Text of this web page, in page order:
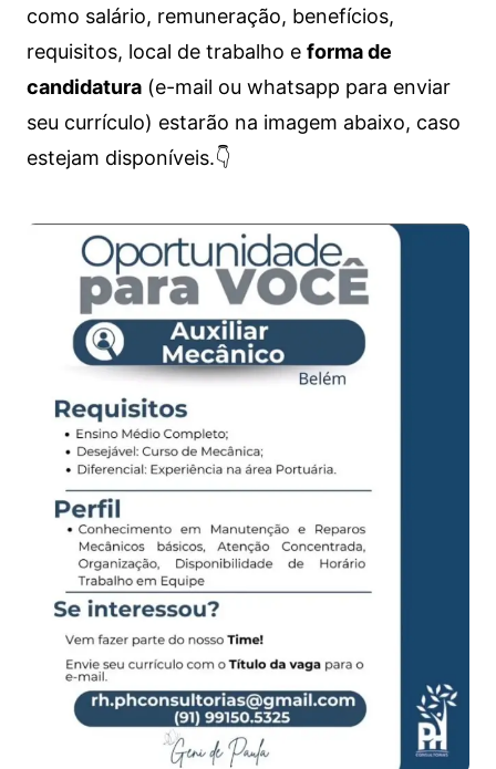
como salário, remuneração, benefícios,
requisitos, local de trabalho e forma de
candidatura(e-mail ou whatsapp para enviar
seu currículo) estarão na imagem abaixo, caso
estejam disponíveis.👇